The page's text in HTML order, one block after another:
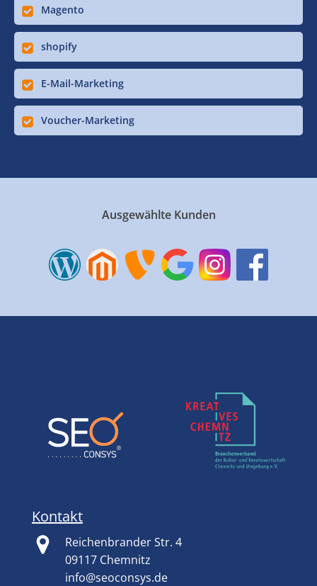
Magento
shopify
E-Mail-Marketing
Voucher-Marketing
Ausgewählte Kunden
Kontakt
Reichenbrander Str. 4
09117 Chemnitz
info@seoconsys.de